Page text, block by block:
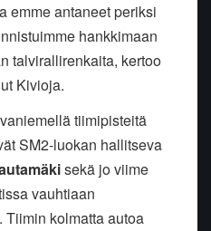
emme antaneet periksi
hankkimaan
talvirallirenkaita, kertoo
Kivioja.
tiimipisteitä
SM2-luokan hallitseva
sekä jo viime
vauhtiaan
. Tiimin kolmatta autoa